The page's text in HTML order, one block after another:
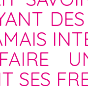
SES